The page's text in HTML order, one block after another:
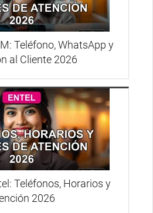
Teléfono, WhatsApp y
al Cliente 2026
Teléfonos, Horarios y
2026